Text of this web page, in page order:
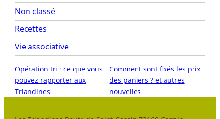
Non classé
Recettes
Vie associative
Opération tri : ce que vous
pouvez rapporter aux
Triandines
Comment sont fixés les prix
des paniers ? et autres
nouvelles